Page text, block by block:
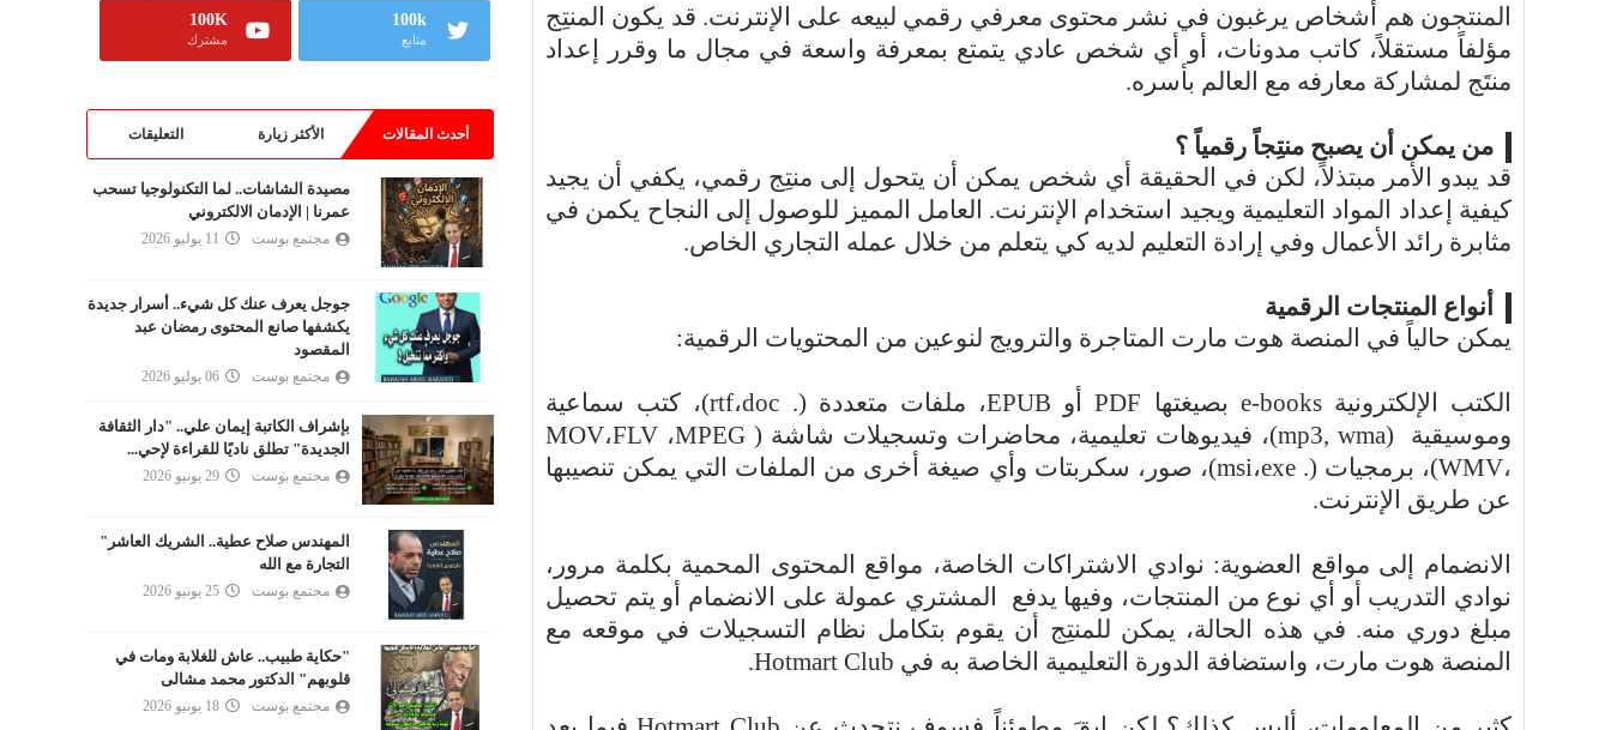
المنتجون هم أشخاص يرغبون في نشر محتوى معرفي رقمي لبيعه على الإنترنت. قد يكون المنتِج
مؤلفاً مستقلاً، كاتب مدونات، أو أي شخص عادي يتمتع بمعرفة واسعة في مجال ما وقرر إعداد
منتَج لمشاركة معارفه مع العالم بأسره.
من يمكن أن يصبح منتِجاً رقمياً ؟
قد يبدو الأمر مبتذلاً، لكن في الحقيقة أي شخص يمكن أن يتحول إلى منتِج رقمي، يكفي أن يجيد
كيفية إعداد المواد التعليمية ويجيد استخدام الإنترنت. العامل المميز للوصول إلى النجاح يكمن في
مثابرة رائد الأعمال وفي إرادة التعليم لديه كي يتعلم من خلال عمله التجاري الخاص.
أنواع المنتجات الرقمية
يمكن حالياً في المنصة هوت مارت المتاجرة والترويج لنوعين من المحتويات الرقمية:
الكتب الإلكترونيةe-books بصيغتها PDF أو EPUB، ملفات متعددة (. doc،rtf)، كتب سماعية
وموسيقية
(
mp3, wma)، فيديوهات تعليمية، محاضرات وتسجيلات شاشة ( MPEG، FLV،MOV
،WMV)، برمجيات (. exe،msi)، صور، سكربتات وأي صيغة أخرى من الملفات التي يمكن تنصيبها
عن طريق الإنترنت.
الانضمام إلى مواقع العضوية: نوادي الاشتراكات الخاصة، مواقع المحتوى المحمية بكلمة مرور،
نوادي التدريب أو أي نوع من المنتجات، وفيها يدفع
المشتري عمولة على الانضمام أو يتم تحصيل
مبلغ دوري منه. في هذه الحالة، يمكن للمنتِج أن يقوم بتكامل نظام التسجيلات في موقعه مع
المنصة هوت مارت، واستضافة الدورة التعليمية الخاصة به في Hotmart Club
.
100k
متابع
100K
مشترك
أحدث المقالات الأكثر زيارة التعليقات
مصيدة الشاشات.. لما التكنولوجيا تسحب
عمرنا | الإدمان الالكتروني
مجتمع بوست 11 يوليو 2026
جوجل يعرف عنك كل شيء.. أسرار جديدة
يكشفها صانع المحتوى رمضان عبد
المقصود
مجتمع بوست 06 يوليو 2026
بإشراف الكاتبة إيمان علي.. "دار الثقافة
الجديدة" تطلق ناديًا للقراءة لإحي...
مجتمع بوست 29 يونيو 2026
المهندس صلاح عطية.. الشريك العاشر"
التجارة مع الله
مجتمع بوست 25 يونيو 2026
"حكاية طبيب.. عاش للغلابة ومات في
قلوبهم" الدكتور محمد مشالى
مجتمع بوست 18 يونيو 2026